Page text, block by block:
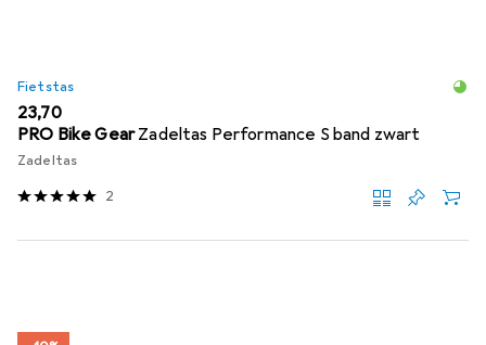
Fietstas
EUR
23,70
PRO Bike GearZadeltas Performance S band zwart
Zadeltas
2